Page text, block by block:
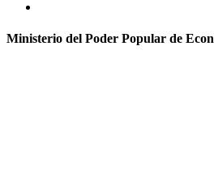
Ministerio del Poder Popular de